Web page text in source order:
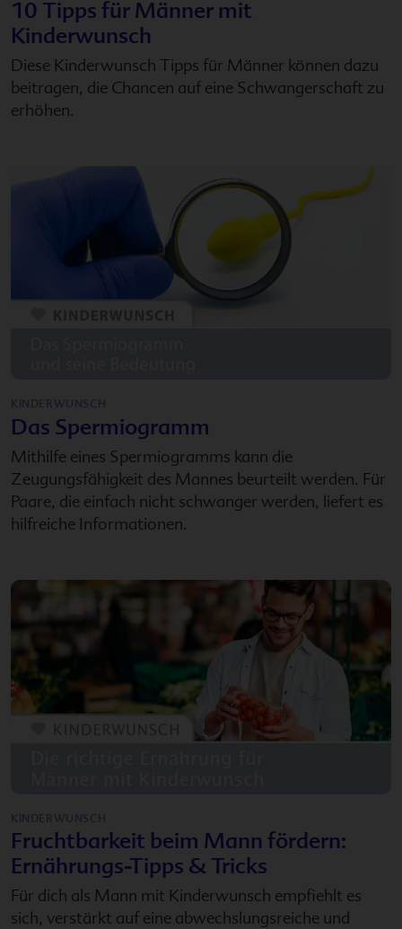
10 Tipps für Männer mit
Kinderwunsch
Diese Kinderwunsch Tipps für Männer können dazu
beitragen, die Chancen auf eine Schwangerschaft zu
erhöhen.
KINDERWUNSCH
Das Spermiogramm
Mithilfe eines Spermiogramms kann die
Zeugungsfähigkeit des Mannes beurteilt werden. Für
Paare, die einfach nicht schwanger werden, liefert es
hilfreiche Informationen.
KINDERWUNSCH
Fruchtbarkeit beim Mann fördern:
Ernährungs-Tipps & Tricks
Für dich als Mann mit Kinderwunsch empfiehlt es
sich, verstärkt auf eine abwechslungsreiche und